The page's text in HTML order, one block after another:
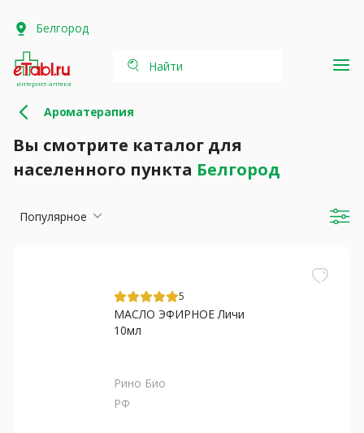
Белгород
интернет-аптека
Найти
Ароматерапия
Вы смотрите каталог для
населенного пункта Белгород
Популярное
5
МАСЛО ЭФИРНОЕ Личи
10мл
Рино Био
РФ